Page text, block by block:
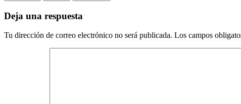
Deja una respuesta
Tu dirección de correo electrónico no será publicada. Los campos